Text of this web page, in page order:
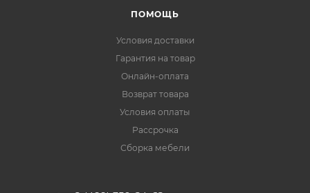
ПОМОЩЬ
Условия доставки
Гарантия на товар
Онлайн-оплата
Возврат товара
Условия оплаты
Рассрочка
Сборка мебели